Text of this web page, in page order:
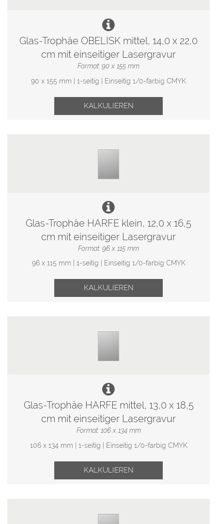
Glas-Trophäe OBELISK mittel, 14,0 x 22,0
cm mit einseitiger Lasergravur
Format: 90 x 155 mm
90 x 155 mm | 1-seitig | Einseitig 1/0-farbig CMYK
KALKULIEREN
Glas-Trophäe HARFE klein, 12,0 x 16,5
cm mit einseitiger Lasergravur
Format: 96 x 115 mm
96 x 115 mm | 1-seitig | Einseitig 1/0-farbig CMYK
KALKULIEREN
Glas-Trophäe HARFE mittel, 13,0 x 18,5
cm mit einseitiger Lasergravur
Format: 106 x 134 mm
106 x 134 mm | 1-seitig | Einseitig 1/0-farbig CMYK
KALKULIEREN